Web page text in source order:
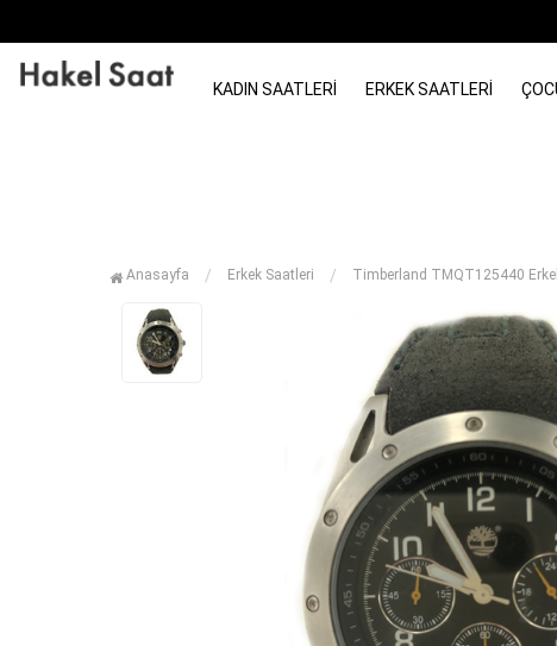
KADIN SAATLERI ERKEK SAATLERI
Anasayfa Erkek Saatleri Timberland TMQT125440